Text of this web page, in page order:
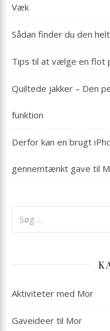
Væk
Sådan finder du den
Tips til at vælge en flot
Quiltede jakker – Den
funktion
Derfor kan en brugt
gennemtænkt gave til
Aktiviteter med Mor
Gaveideer til Mor